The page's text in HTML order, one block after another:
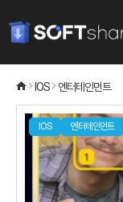
IOS 엔터테인먼트
IOS 엔터테인먼트